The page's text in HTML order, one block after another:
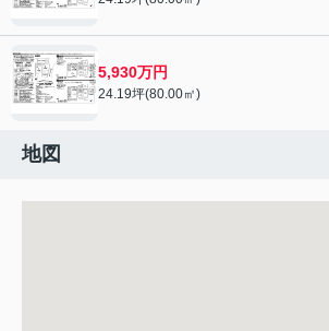
5,930万円
24.19坪(80.00㎡)
地図